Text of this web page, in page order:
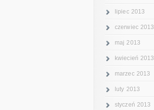
lipiec 2013
czerwiec 2013
maj 2013
kwiecień 2013
marzec 2013
luty 2013
styczeń 2013